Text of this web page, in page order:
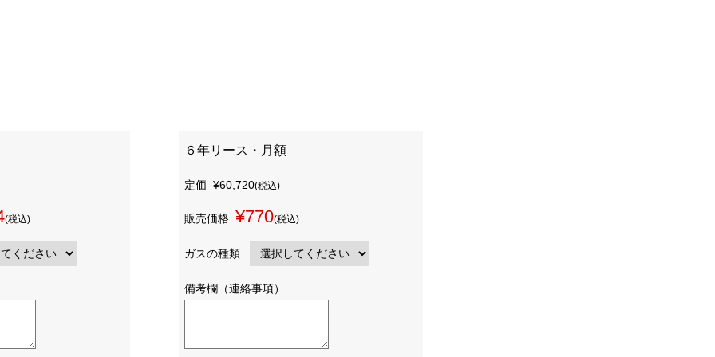
(税込)
６年リース・月額
定価 ¥60,720(税込)
販売価格 ¥770(税込)
ガスの種類
備考欄（連絡事項）